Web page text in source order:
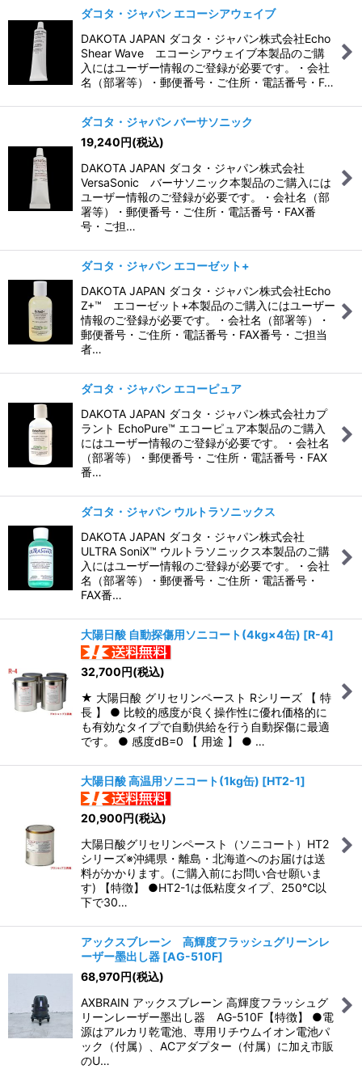
ダコタ・ジャパン エコーシアウェイブ
DAKOTA JAPAN ダコタ・ジャパン株式会社Echo
Shear Wave エコーシアウェイブ本製品のご購
入にはユーザー情報のご登録が必要です。・会社
名（部署等）・郵便番号・ご住所・電話番号・F…
ダコタ・ジャパン バーサソニック
19,240円(税込)
DAKOTA JAPAN ダコタ・ジャパン株式会社
VersaSonic バーサソニック本製品のご購入には
ユーザー情報のご登録が必要です。・会社名（部
署等）・郵便番号・ご住所・電話番号・FAX番
号・ご担…
ダコタ・ジャパン エコーゼット+
DAKOTA JAPAN ダコタ・ジャパン株式会社Echo
Z+™ エコーゼット+本製品のご購入にはユーザー
情報のご登録が必要です。・会社名（部署等）・
郵便番号・ご住所・電話番号・FAX番号・ご担当
者…
ダコタ・ジャパン エコーピュア
DAKOTA JAPAN ダコタ・ジャパン株式会社カプ
ラント EchoPure™ エコーピュア本製品のご購入
にはユーザー情報のご登録が必要です。・会社名
（部署等）・郵便番号・ご住所・電話番号・FAX
番…
ダコタ・ジャパン ウルトラソニックス
DAKOTA JAPAN ダコタ・ジャパン株式会社
ULTRA SoniX™ ウルトラソニックス本製品のご購
入にはユーザー情報のご登録が必要です。・会社
名（部署等）・郵便番号・ご住所・電話番号・
FAX番…
大陽日酸 自動探傷用ソニコート(4kg×4缶) [R-4]
32,700円(税込)
★ 大陽日酸 グリセリンペースト Rシリーズ 【 特
長 】 ● 比較的感度が良く操作性に優れ価格的に
も有効なタイプで自動供給を行う自動探傷に最適
です。 ● 感度dB=0 【 用途 】 ● …
大陽日酸 高温用ソニコート(1kg缶) [HT2-1]
20,900円(税込)
大陽日酸グリセリンペースト（ソニコート）HT2
シリーズ※沖縄県・離島・北海道へのお届けは送
料がかかります。(ご購入前にお問い合せ願いま
す) 【特徴】 ●HT2-1は低粘度タイプ、250℃以
下で30…
アックスブレーン 高輝度フラッシュグリーンレ
ーザー墨出し器 [AG-510F]
68,970円(税込)
AXBRAIN アックスブレーン 高輝度フラッシュグ
リーンレーザー墨出し器 AG-510F【特徴】 ●電
源はアルカリ乾電池、専用リチウムイオン電池パ
ック（付属）、ACアダプター（付属）に加え市販
のU…